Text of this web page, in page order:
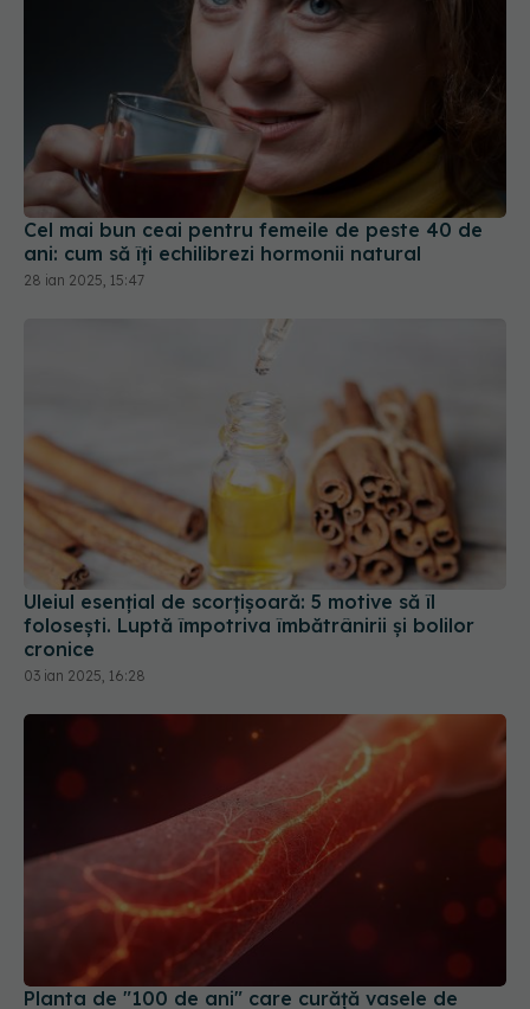
Cel mai bun ceai pentru femeile de peste 40 de
ani: cum să îți echilibrezi hormonii natural
28 ian 2025, 15:47
Uleiul esențial de scorțișoară: 5 motive să îl
folosești. Luptă împotriva îmbătrânirii și bolilor
cronice
03 ian 2025, 16:28
Planta de "100 de ani" care curăţă vasele de
sânge. Lidia Fecioru: Câte cinci picături,
dimineaţa